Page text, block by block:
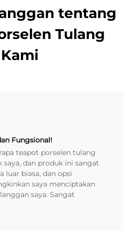
tentang
Tulang
Kami
Fungsional!
teapot porselen tulang
dan produk ini sangat
luar biasa, dan opsi
saya menciptakan
saya. Sangat